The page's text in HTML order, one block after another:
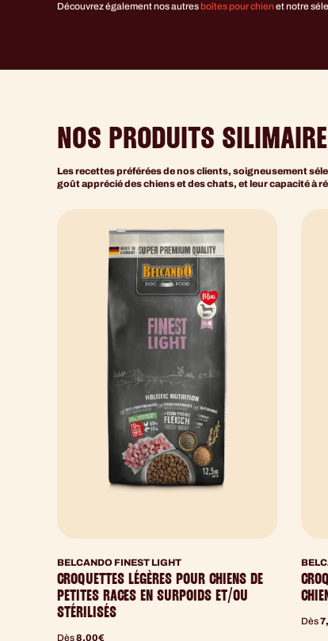
Découvrez également nos autres boîtes pour chien et notre
NOS PRODUITS
Les recettes préférées de nos clients, soigneusement
goût apprécié des chiens et des chats, et leur capacité à
BELCANDO FINEST LIGHT
CROQUETTES LÉGÈRES POUR CHIENS DE
PETITES RACES EN SURPOIDS ET/OU
STÉRILISÉS
Dès8,00€
Dès